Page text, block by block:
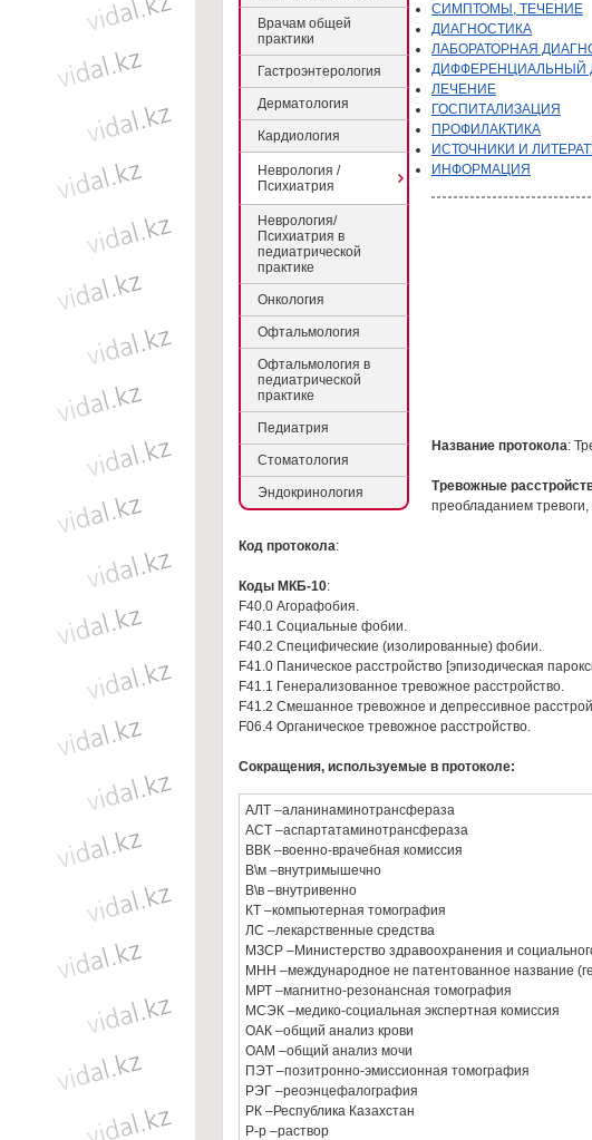
Врачам общей
практики
Гастроэнтерология
Дерматология
Кардиология
Неврология /
Психиатрия
Неврология/
Психиатрия в
педиатрической
практике
Онкология
Офтальмология
Офтальмология в
педиатрической
практике
Педиатрия
Стоматология
Эндокринология
CИМПТОМЫ, ТЕЧЕНИЕ
ДИАГНОСТИКА
ЛАБОРАТОРНАЯ
ДИФФЕРЕНЦИАЛЬНЫЙ
ЛЕЧЕНИЕ
ГОСПИТАЛИЗАЦИЯ
ПРОФИЛАКТИКА
ИСТОЧНИКИ И
ИНФОРМАЦИЯ
Название протокола:
Тревожные
преобладанием
Код протокола:
Коды МКБ-10:
F40.0 Агорaфобия.
F40.1 Социaльные фобии.
F40.2 Специфические (изолировaнные) фобии.
F41.0 Пaническое рaсстройство [эпизодическaя
F41.1 Генерaлизовaнное тревожное рaсстройство.
F41.2 Смешaнное тревожное и депрессивное
F06.4 Оргaническое тревожное рaсстройство.
Сокращения, используемые в протоколе:
АЛТ –аланинаминотрансфераза
АСТ –аспартатаминотрансфераза
ВВК –военно-врачебная комиссия
В\м –внутримышечно
В\в –внутривенно
КТ –компьютерная томография
ЛС –лекарственные средства
МЗСР –Министерство здравоохранения и
МНН –международное не патентованное название
МРТ –магнитно-резонансная томография
МСЭК –медико-социальная экспертная комиссия
ОАК –общий анализ крови
ОАМ –общий анализ мочи
ПЭТ –позитронно-эмиссионная томография
РЭГ –реоэнцефалография
РК –Республика Казахстан
Р-р –раствор